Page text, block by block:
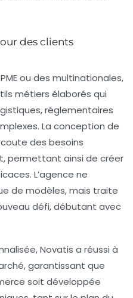
des clients
ou des multinationales,
métiers élaborés qui
réglementaires
La conception de
des besoins
permettant ainsi de créer
L’agence ne
de modèles, mais traite
défi, débutant avec
Novatis a réussi à
garantissant que
soit développée